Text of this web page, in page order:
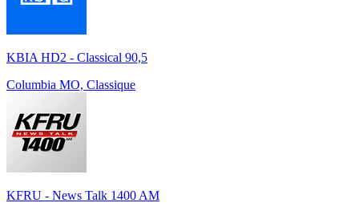
KBIA HD2 - Classical 90,5
Columbia MO, Classique
KFRU - News Talk 1400 AM